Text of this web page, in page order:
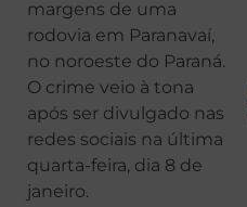
margens de uma
rodovia em Paranavaí,
no noroeste do Paraná.
O crime veio à tona
após ser divulgado nas
redes sociais na última
quarta-feira, dia 8 de
janeiro.